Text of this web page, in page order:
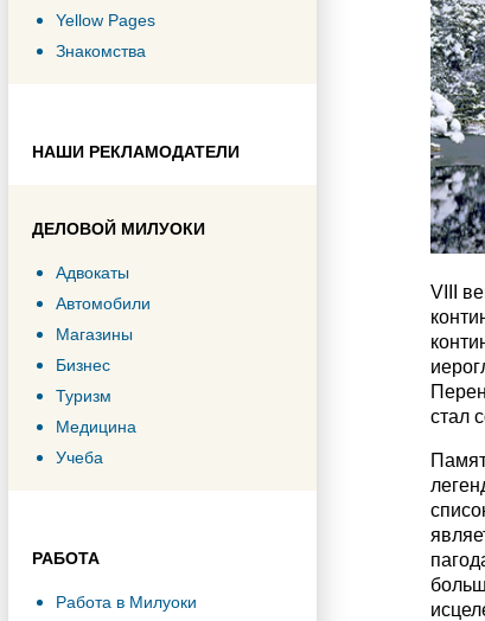
Yellow Pages
Знакомства
НАШИ РЕКЛАМОДАТЕЛИ
ДЕЛОВОЙ МИЛУОКИ
Адвокаты
Автомобили
Магазины
Бизнес
Туризм
Медицина
Учеба
РАБОТА
Работа в Милуоки
VIII
стал